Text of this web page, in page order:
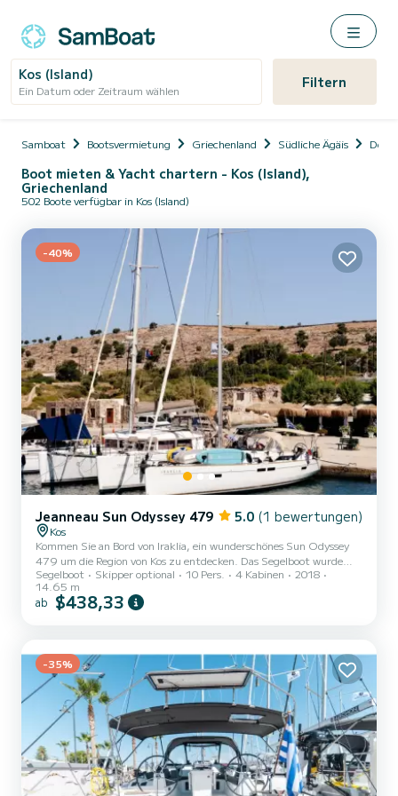
Kos (Island)
Ein Datum oder Zeitraum wählen Filtern
Samboat Bootsvermietung Griechenland Südliche Ägäis
Boot mieten & Yacht chartern - Kos (Island),
Griechenland
502 Boote verfügbar in Kos (Island)
-40%
Jeanneau Sun Odyssey 479 5.0 (1 bewertungen)
Kos
Kommen Sie an Bord von Iraklia, ein wunderschönes Sun Odyssey
479 um die Region von Kos zu entdecken. Das Segelboot wurde
2018 gebaut und verspricht hohen Komfort auf See. Das Boot hat
4 Kabinen mit allem Komfort und eine Kapazität von 10 Personen.
Mit einer Gesamtlänge von 15 Metern wird es Ihr perfekter
Iraklia über 4 Toiletten mit Dusc...
Segelboot Skipper optional 10 Pers. 4 Kabinen
2018
14.65 m
ab $438,33
-35%